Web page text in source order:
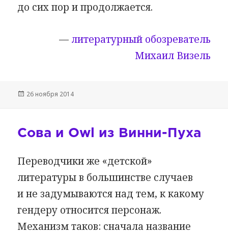
до сих пор и продолжается.
— литературный обозреватель
Михаил Визель
Опубликовано
26 ноября 2014
Сова и Owl из Винни-Пуха
Переводчики же «детской»
литературы в большинстве случаев
и не задумываются над тем, к какому
гендеру относится персонаж.
Механизм таков: сначала название